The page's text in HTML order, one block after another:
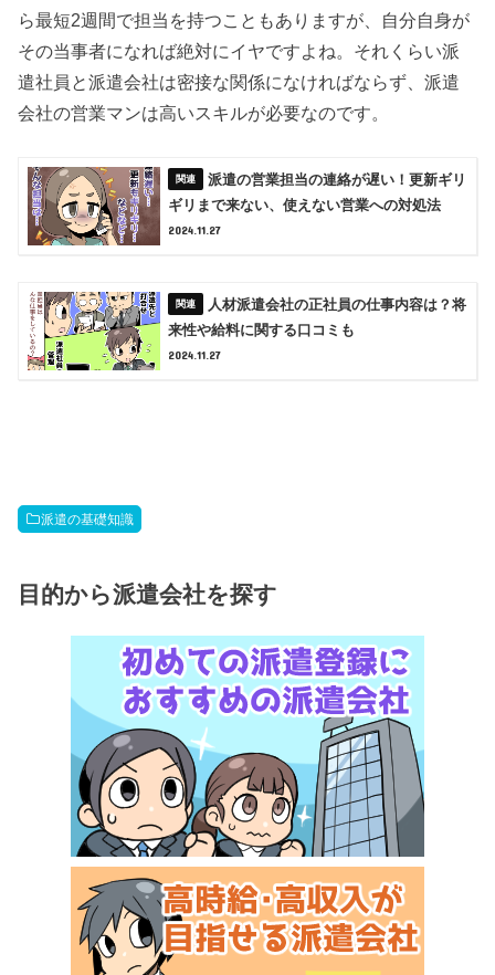
ら最短2週間で担当を持つこともありますが、自分自身が
その当事者になれば絶対にイヤですよね。それくらい派
遣社員と派遣会社は密接な関係になければならず、派遣
会社の営業マンは高いスキルが必要なのです。
派遣の営業担当の連絡が遅い！更新ギリ
ギリまで来ない、使えない営業への対処法
2024.11.27
人材派遣会社の正社員の仕事内容は？将
来性や給料に関する口コミも
2024.11.27
派遣の基礎知識
目的から派遣会社を探す